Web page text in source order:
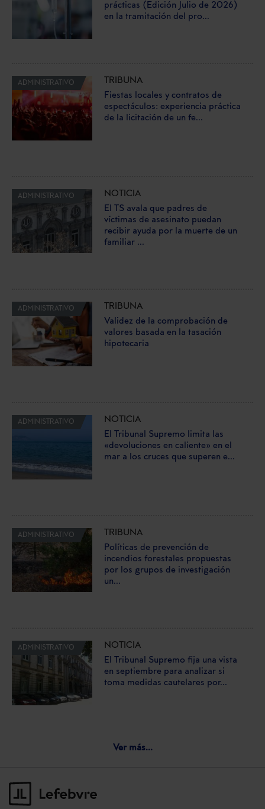
prácticas (Edición Julio de 2026)
en la tramitación del pro...
ADMINISTRATIVO
TRIBUNA
Fiestas locales y contratos de
espectáculos: experiencia práctica
de la licitación de un fe...
ADMINISTRATIVO
NOTICIA
El TS avala que padres de
víctimas de asesinato puedan
recibir ayuda por la muerte de un
familiar ...
ADMINISTRATIVO
TRIBUNA
Validez de la comprobación de
valores basada en la tasación
hipotecaria
ADMINISTRATIVO
NOTICIA
El Tribunal Supremo limita las
«devoluciones en caliente» en el
mar a los cruces que superen e...
ADMINISTRATIVO
TRIBUNA
Políticas de prevención de
incendios forestales propuestas
por los grupos de investigación
un...
ADMINISTRATIVO
NOTICIA
El Tribunal Supremo fija una vista
en septiembre para analizar si
toma medidas cautelares por...
Ver más...